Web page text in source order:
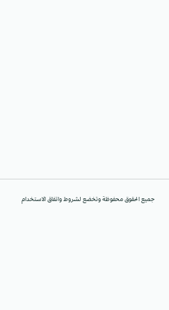
جميع الحقوق محفوظة وتخضع لشروط واتفاق الاستخدام